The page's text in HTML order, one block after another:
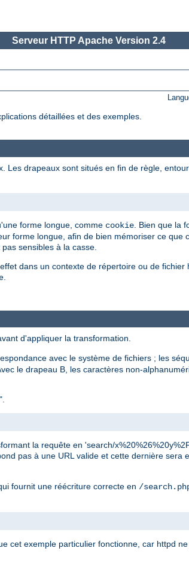
Serveur HTTP Apache Version 2.4
détaillées et des exemples.
Les drapeaux sont situés en fin de règle,
forme longue, comme cookie . Bien que la
forme longue, afin de bien mémoriser ce que
sensibles à la casse.
dans un contexte de répertoire ou de fichier
d'appliquer la transformation.
avec le système de fichiers ; les
le drapeau B, les caractères non-
la requête en 'search/
pas à une URL valide et cette dernière sera
fournit une réécriture correcte en /
cet exemple particulier fonctionne, car httpd